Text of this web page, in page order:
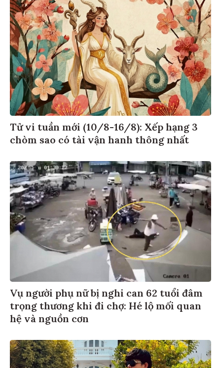
Tử vi tuần mới (10/8-16/8): Xếp hạng 3
chòm sao có tài vận hanh thông nhất
Vụ người phụ nữ bị nghi can 62 tuổi đâm
trọng thương khi đi chợ: Hé lộ mối quan
hệ và nguồn cơn